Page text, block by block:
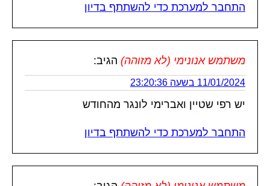
התחבר למערכת כדי להשתתף בדיון
משתמש אנונימי (לא מזוהה) הגיב:
11/01/2024 בשעה 23:20:36
יש רפי שטיין ואברימי לונגר מהחודש
התחבר למערכת כדי להשתתף בדיון